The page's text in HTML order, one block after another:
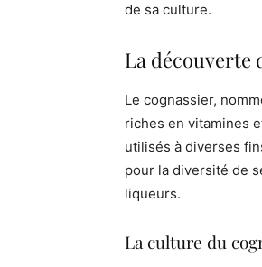
de sa culture.
La découverte
Le cognassier,
riches en vitamines
utilisés à diverses
pour la diversité de
liqueurs.
La culture du